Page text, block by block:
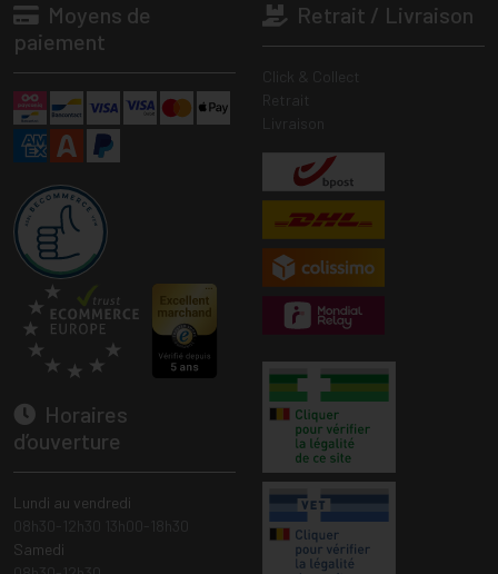
Moyens de
paiement
Horaires
d’ouverture
Lundi au vendredi
Samedi
Retrait / Livraison